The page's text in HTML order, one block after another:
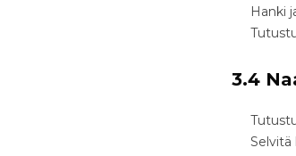
Hanki
3.4
Selvitä